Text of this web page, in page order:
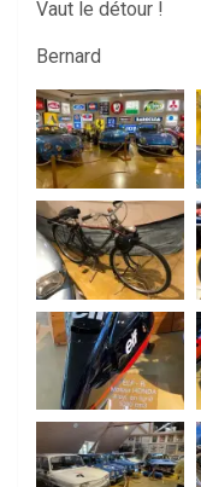
Vaut le détour !
Bernard